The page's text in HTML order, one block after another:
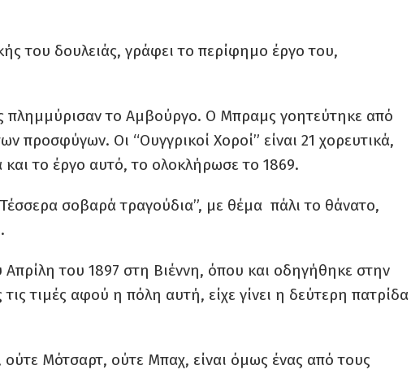
του δουλειάς, γράφει το περίφημο έργο του,
πλημμύρισαν το Αμβούργο. Ο Μπραμς γοητεύτηκε από
προσφύγων. Οι “Ουγγρικοί Χοροί” είναι 21 χορευτικά,
το έργο αυτό, το ολοκλήρωσε το 1869.
σοβαρά τραγούδια”, με θέμα πάλι το θάνατο,
Απρίλη του 1897 στη Βιέννη, όπου και οδηγήθηκε στην
τις τιμές αφού η πόλη αυτή, είχε γίνει η δεύτερη πατρίδα
Μότσαρτ, ούτε Μπαχ, είναι όμως ένας από τους